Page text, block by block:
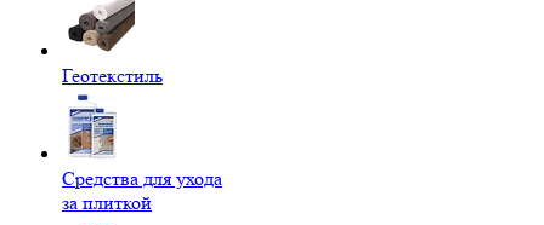
Геотекстиль
Средства для ухода
за плиткой